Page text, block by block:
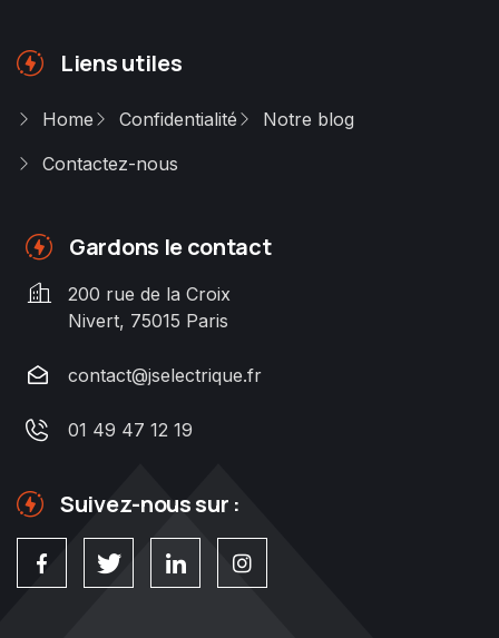
Liens utiles
Home Confidentialité
Notre blog
Contactez-nous
Gardons le contact
200 rue de la Croix
Nivert, 75015 Paris
contact@jselectrique.fr
01 49 47 12 19
Suivez-nous sur :